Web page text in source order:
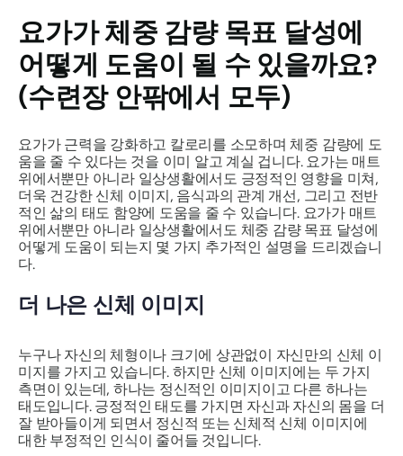
요가가 체중 감량 목표 달성에
어떻게 도움이 될 수 있을까요?
(수련장 안팎에서 모두)
요가가 근력을 강화하고 칼로리를 소모하며 체중 감량에 도
움을 줄 수 있다는 것을 이미 알고 계실 겁니다. 요가는 매트
위에서뿐만 아니라 일상생활에서도 긍정적인 영향을 미쳐,
더욱 건강한 신체 이미지, 음식과의 관계 개선, 그리고 전반
적인 삶의 태도 함양에 도움을 줄 수 있습니다. 요가가 매트
위에서뿐만 아니라 일상생활에서도 체중 감량 목표 달성에
어떻게 도움이 되는지 몇 가지 추가적인 설명을 드리겠습니
다.
더 나은 신체 이미지
누구나 자신의 체형이나 크기에 상관없이 자신만의 신체 이
미지를 가지고 있습니다. 하지만 신체 이미지에는 두 가지
측면이 있는데, 하나는 정신적인 이미지이고 다른 하나는
태도입니다. 긍정적인 태도를 가지면 자신과 자신의 몸을 더
잘 받아들이게 되면서 정신적 또는 신체적 신체 이미지에
대한 부정적인 인식이 줄어들 것입니다.